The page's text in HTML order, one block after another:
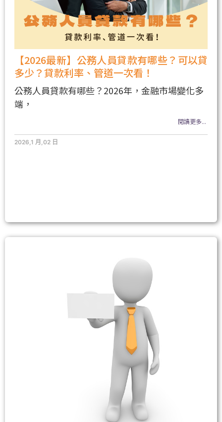
【2026最新】公務人員貸款有哪些？可以貸
多少？貸款利率、管道一次看！
公務人員貸款有哪些？2026年，金融市場變化多
端，
閱讀更多...
2026,1 月,02 日